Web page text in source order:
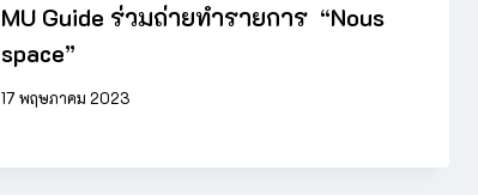
MU Guide ร่วมถ่ายทำรายการ “Nous
space”
17 พฤษภาคม 2023